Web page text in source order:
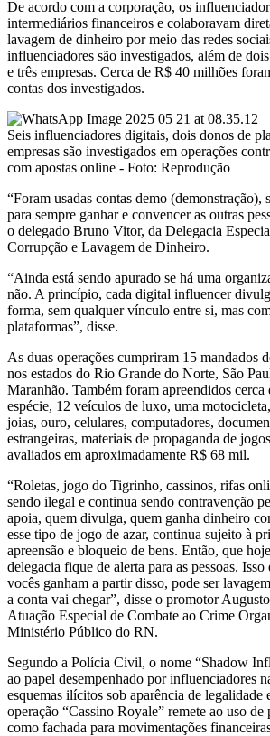
De acordo com a corporação, os
intermediários financeiros e colaboravam
lavagem de dinheiro por meio das redes
influenciadores são investigados, além de
e três empresas. Cerca de R$ 40 milhões
contas dos investigados.
Seis influenciadores digitais, dois donos de
empresas são investigados em operações
com apostas online - Foto: Reprodução
“Foram usadas contas demo (demonstração),
para sempre ganhar e convencer as outras
o delegado Bruno Vitor, da Delegacia
Corrupção e Lavagem de Dinheiro.
“Ainda está sendo apurado se há uma
não. A princípio, cada digital influencer
forma, sem qualquer vínculo entre si, mas
plataformas”, disse.
As duas operações cumpriram 15 mandados
nos estados do Rio Grande do Norte, São
Maranhão. Também foram apreendidos
espécie, 12 veículos de luxo, uma
joias, ouro, celulares, computadores,
estrangeiras, materiais de propaganda de
avaliados em aproximadamente R$ 68 mil.
“Roletas, jogo do Tigrinho, cassinos, rifas
sendo ilegal e continua sendo contravenção
apoia, quem divulga, quem ganha dinheiro
esse tipo de jogo de azar, continua sujeito à
apreensão e bloqueio de bens. Então, que
delegacia fique de alerta para as pessoas.
vocês ganham a partir disso, pode ser
a conta vai chegar”, disse o promotor
Atuação Especial de Combate ao Crime
Ministério Público do RN.
Segundo a Polícia Civil, o nome “Shadow
ao papel desempenhado por influenciadores
esquemas ilícitos sob aparência de legalidade
operação “Cassino Royale” remete ao uso de
como fachada para movimentações